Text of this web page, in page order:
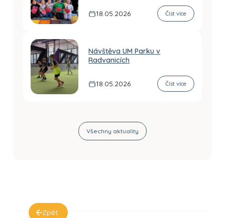
18.05.2026 Číst více
Návštěva UM Parku v
Radvanicích
18.05.2026 Číst více
Všechny aktuality
Zpět